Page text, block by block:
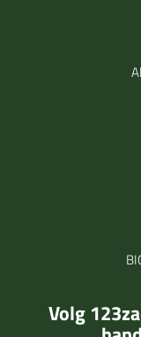
Volg